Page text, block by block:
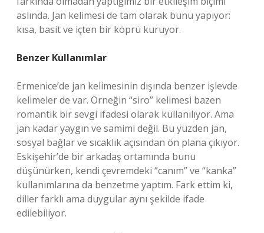
aslında. Jan kelimesi de tam olarak bunu yapıyor:
kısa, basit ve içten bir köprü kuruyor.
Benzer Kullanımlar
Ermenice’de jan kelimesinin dışında benzer işlevde
kelimeler de var. Örneğin “siro” kelimesi bazen
romantik bir sevgi ifadesi olarak kullanılıyor. Ama
jan kadar yaygın ve samimi değil. Bu yüzden jan,
sosyal bağlar ve sıcaklık açısından ön plana çıkıyor.
Eskişehir’de bir arkadaş ortamında bunu
düşünürken, kendi çevremdeki “canım” ve “kanka”
kullanımlarına da benzetme yaptım. Fark ettim ki,
diller farklı ama duygular aynı şekilde ifade
edilebiliyor.